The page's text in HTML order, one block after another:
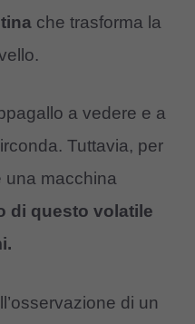
che trasforma la
a vedere e a
Tuttavia, per
una macchina
di questo volatile
di un